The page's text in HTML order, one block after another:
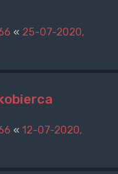
« 25-07-2020,
« 12-07-2020,